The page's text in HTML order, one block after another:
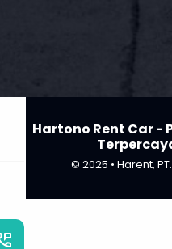
Hartono Rent Car -
© 2025 • Harent,